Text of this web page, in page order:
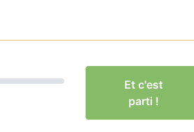
Et c'est
parti !